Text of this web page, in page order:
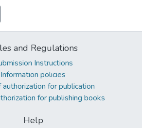
and Regulations
Instructions
Information policies
authorization for publication
for publishing books
Help